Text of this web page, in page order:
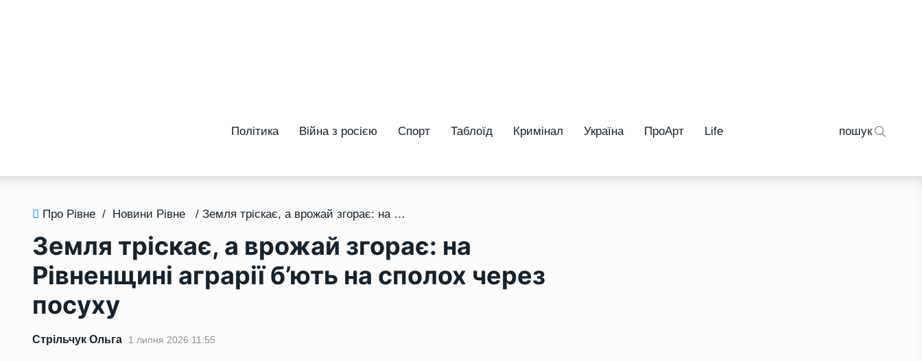
Політика Війна з росією Спорт Таблоїд Кримінал Україна ПроАрт Life пошук
Про Рівне / Новини Рівне / Земля тріскає, а врожай згорає: на Рівненщині аграрії б’ють на сполох через посуху
Земля тріскає, а врожай згорає: на
Рівненщині аграрії б’ють на сполох через
посуху
Стрільчук Ольга 1 липня 2026 11:55